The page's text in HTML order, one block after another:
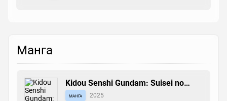
Манга
Kidou Senshi Gundam: Suisei no
Majo - Seishun Frontier
манга 2025